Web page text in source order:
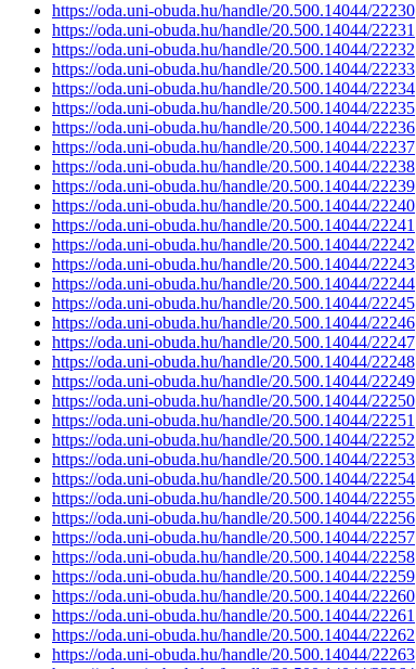
https://oda.uni-obuda.hu/handle/20.500.14044/22230
https://oda.uni-obuda.hu/handle/20.500.14044/22231
https://oda.uni-obuda.hu/handle/20.500.14044/22232
https://oda.uni-obuda.hu/handle/20.500.14044/22233
https://oda.uni-obuda.hu/handle/20.500.14044/22234
https://oda.uni-obuda.hu/handle/20.500.14044/22235
https://oda.uni-obuda.hu/handle/20.500.14044/22236
https://oda.uni-obuda.hu/handle/20.500.14044/22237
https://oda.uni-obuda.hu/handle/20.500.14044/22238
https://oda.uni-obuda.hu/handle/20.500.14044/22239
https://oda.uni-obuda.hu/handle/20.500.14044/22240
https://oda.uni-obuda.hu/handle/20.500.14044/22241
https://oda.uni-obuda.hu/handle/20.500.14044/22242
https://oda.uni-obuda.hu/handle/20.500.14044/22243
https://oda.uni-obuda.hu/handle/20.500.14044/22244
https://oda.uni-obuda.hu/handle/20.500.14044/22245
https://oda.uni-obuda.hu/handle/20.500.14044/22246
https://oda.uni-obuda.hu/handle/20.500.14044/22247
https://oda.uni-obuda.hu/handle/20.500.14044/22248
https://oda.uni-obuda.hu/handle/20.500.14044/22249
https://oda.uni-obuda.hu/handle/20.500.14044/22250
https://oda.uni-obuda.hu/handle/20.500.14044/22251
https://oda.uni-obuda.hu/handle/20.500.14044/22252
https://oda.uni-obuda.hu/handle/20.500.14044/22253
https://oda.uni-obuda.hu/handle/20.500.14044/22254
https://oda.uni-obuda.hu/handle/20.500.14044/22255
https://oda.uni-obuda.hu/handle/20.500.14044/22256
https://oda.uni-obuda.hu/handle/20.500.14044/22257
https://oda.uni-obuda.hu/handle/20.500.14044/22258
https://oda.uni-obuda.hu/handle/20.500.14044/22259
https://oda.uni-obuda.hu/handle/20.500.14044/22260
https://oda.uni-obuda.hu/handle/20.500.14044/22261
https://oda.uni-obuda.hu/handle/20.500.14044/22262
https://oda.uni-obuda.hu/handle/20.500.14044/22263